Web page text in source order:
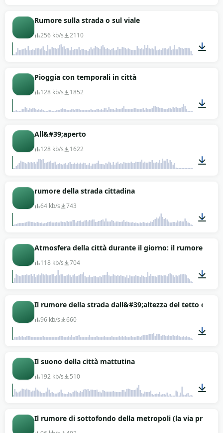
Rumore sulla strada o sul viale
256 kb/s 2110
Pioggia con temporali in città
128 kb/s 1852
All&#39;aperto
128 kb/s 1622
rumore della strada cittadina
64 kb/s 743
00:26
Atmosfera della città durante il giorno: il rumore
118 kb/s 704
01:13
Il rumore della strada dall&#39;altezza del tetto o del
96 kb/s 660
Il suono della città mattutina
192 kb/s 510
03:03
Il rumore di sottofondo della metropoli (la via